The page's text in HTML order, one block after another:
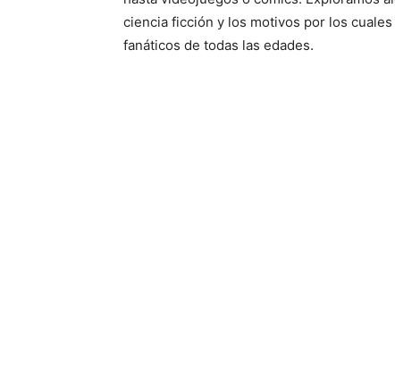
ciencia ficción y los motivos por los
fanáticos de todas las edades.